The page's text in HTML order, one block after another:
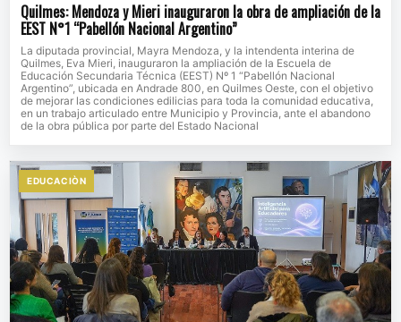
Quilmes: Mendoza y Mieri inauguraron la obra de ampliación de la
EEST N°1 “Pabellón Nacional Argentino”
La diputada provincial, Mayra Mendoza, y la intendenta interina de
Quilmes, Eva Mieri, inauguraron la ampliación de la Escuela de
Educación Secundaria Técnica (EEST) Nº 1 “Pabellón Nacional
Argentino”, ubicada en Andrade 800, en Quilmes Oeste, con el objetivo
de mejorar las condiciones edilicias para toda la comunidad educativa,
en un trabajo articulado entre Municipio y Provincia, ante el abandono
de la obra pública por parte del Estado Nacional
EDUCACIÒN